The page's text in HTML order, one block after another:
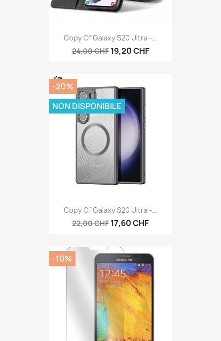
Copy Of Galaxy S20 Ultra -...
24,00 CHF 19,20 CHF
Copy Of Galaxy S20 Ultra -...
22,00 CHF 17,60 CHF
-20%
NON DISPONIBILE
-10%